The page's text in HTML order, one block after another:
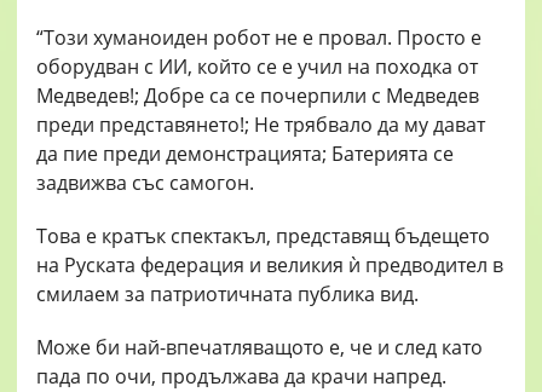
“Този хуманоиден робот не е провал. Просто е
оборудван с ИИ, който се е учил на походка от
Медведев!; Добре са се почерпили с Медведев
преди представянето!; Не трябвало да му дават
да пие преди демонстрацията; Батерията се
задвижва със самогон.
Това е кратък спектакъл, представящ бъдещето
на Руската федерация и великия ѝ предводител в
смилаем за патриотичната публика вид.
Може би най-впечатляващото е, че и след като
пада по очи, продължава да крачи напред.